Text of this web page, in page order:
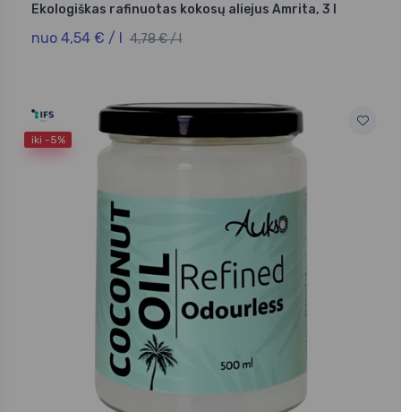
Ekologiškas rafinuotas kokosų aliejus Amrita, 3 l
nuo 4,54 € / l 4,78 € / l
iki -5%